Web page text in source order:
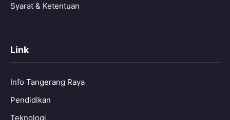
Syarat & Ketentuan
Link
Info Tangerang Raya
Pendidikan
Teknologi